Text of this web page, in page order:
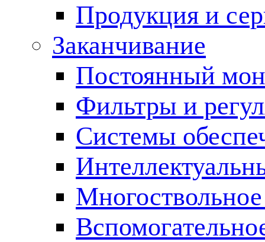
Продукция и
Заканчивание
Постоянный
Фильтры и
Cистемы